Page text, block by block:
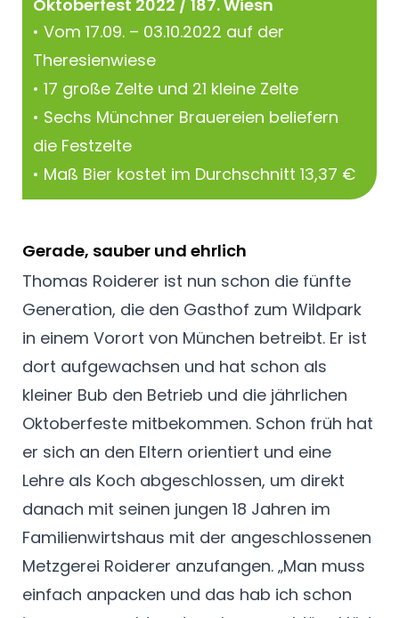
• Vom 17.09. – 03.10.2022 auf der
Theresienwiese
• 17 große Zelte und 21 kleine Zelte
• Sechs Münchner Brauereien beliefern
die Festzelte
• Maß Bier kostet im Durchschnitt 13,37 €
Oktoberfest 2022 / 187. Wiesn
Gerade, sauber und ehrlich
Thomas Roiderer ist nun schon die fünfte
Generation, die den Gasthof zum Wildpark
in einem Vorort von München betreibt. Er ist
dort aufgewachsen und hat schon als
kleiner Bub den Betrieb und die jährlichen
Oktoberfeste mitbekommen. Schon früh hat
er sich an den Eltern orientiert und eine
Lehre als Koch abgeschlossen, um direkt
danach mit seinen jungen 18 Jahren im
Familienwirtshaus mit der angeschlossenen
Metzgerei Roiderer anzufangen. „Man muss
einfach anpacken und das hab ich schon